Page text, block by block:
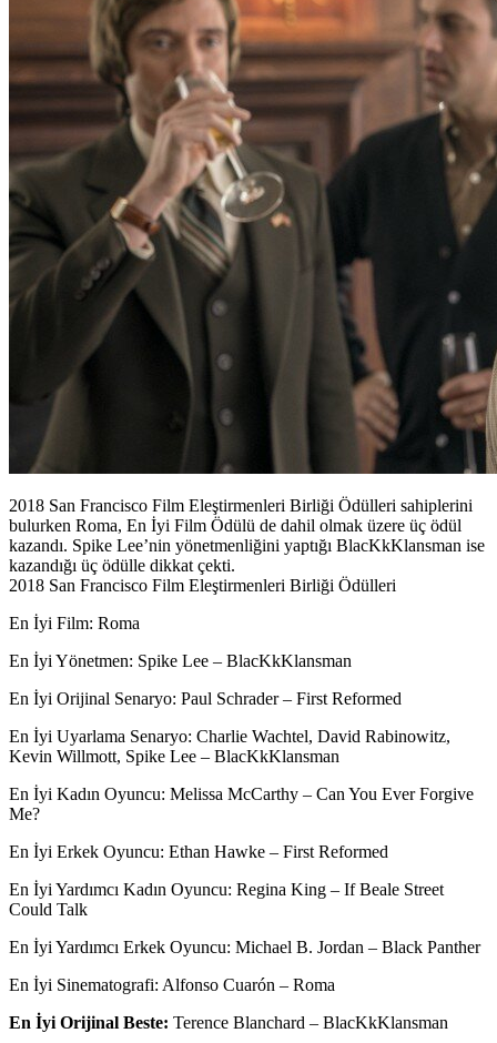
2018 San Francisco Film Eleştirmenleri Birliği Ödülleri sahiplerini
bulurken Roma, En İyi Film Ödülü de dahil olmak üzere üç ödül
kazandı. Spike Lee’nin yönetmenliğini yaptığı BlacKkKlansman ise
kazandığı üç ödülle dikkat çekti.
2018 San Francisco Film Eleştirmenleri Birliği Ödülleri
En İyi Film: Roma
En İyi Yönetmen: Spike Lee – BlacKkKlansman
En İyi Orijinal Senaryo: Paul Schrader – First Reformed
En İyi Uyarlama Senaryo: Charlie Wachtel, David Rabinowitz,
Kevin Willmott, Spike Lee – BlacKkKlansman
En İyi Kadın Oyuncu: Melissa McCarthy – Can You Ever Forgive
Me?
En İyi Erkek Oyuncu: Ethan Hawke – First Reformed
En İyi Yardımcı Kadın Oyuncu: Regina King – If Beale Street
Could Talk
En İyi Yardımcı Erkek Oyuncu: Michael B. Jordan – Black Panther
En İyi Sinematografi: Alfonso Cuarón – Roma
En İyi Orijinal Beste: Terence Blanchard – BlacKkKlansman